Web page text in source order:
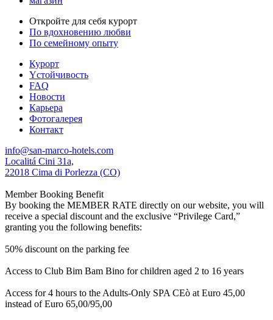
Откройте для себя курорт
По вдохновению любви
По семейному опыту
Курорт
Yстойчивость
FAQ
Новости
Карьера
Фотогалерея
Контакт
info@san-marco-hotels.com
Localitá Cini 31a,
22018 Cima di Porlezza (CO)
Member Booking Benefit
By booking the MEMBER RATE directly on our website, you will
receive a special discount and the exclusive “Privilege Card,”
granting you the following benefits:
50% discount on the parking fee
Access to Club Bim Bam Bino for children aged 2 to 16 years
Access for 4 hours to the Adults-Only SPA CEò at Euro 45,00
instead of Euro 65,00/95,00